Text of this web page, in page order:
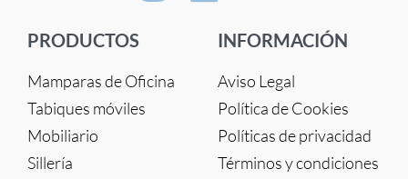
PRODUCTOS
Mamparas de Oficina
Tabiques móviles
Mobiliario
Sillería
INFORMACIÓN
Aviso Legal
Política de Cookies
Políticas de privacidad
Términos y condiciones